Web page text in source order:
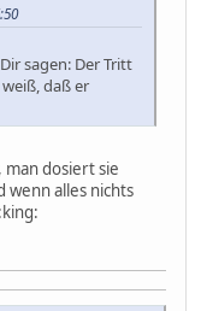
sagen: Der Tritt
daß er
dosiert sie
wenn alles nichts